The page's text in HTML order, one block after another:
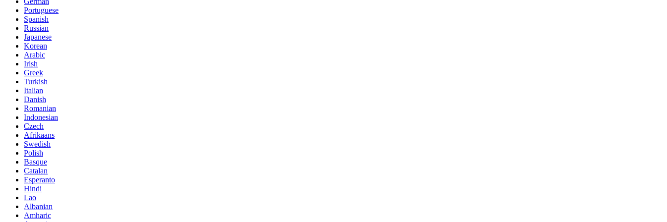
Portuguese
Spanish
Russian
Japanese
Korean
Arabic
Irish
Greek
Turkish
Italian
Danish
Romanian
Indonesian
Czech
Afrikaans
Swedish
Polish
Basque
Catalan
Esperanto
Hindi
Lao
Albanian
Amharic